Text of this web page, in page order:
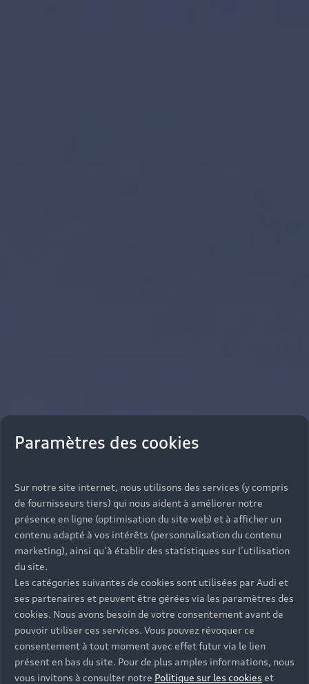
Paramètres des cookies
Sur notre site internet, nous utilisons des services (y compris
de fournisseurs tiers) qui nous aident à améliorer notre
présence en ligne (optimisation du site web) et à afficher un
contenu adapté à vos intérêts (personnalisation du contenu
marketing), ainsi qu’à établir des statistiques sur l’utilisation
du site.
Les catégories suivantes de cookies sont utilisées par Audi et
ses partenaires et peuvent être gérées via les paramètres des
cookies. Nous avons besoin de votre consentement avant de
pouvoir utiliser ces services. Vous pouvez révoquer ce
consentement à tout moment avec effet futur via le lien
présent en bas du site. Pour de plus amples informations, nous
vous invitons à consulter notre Politique sur les cookies et